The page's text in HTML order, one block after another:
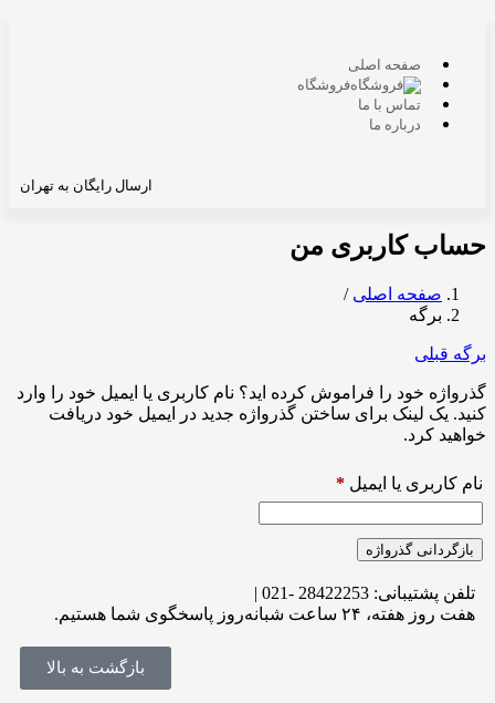
صفحه اصلی
فروشگاه
تماس با ما
درباره ما
ارسال رایگان به تهران
حساب کاربری من
صفحه اصلی /
برگه
برگه قبلی
گذرواژه خود را فراموش کرده اید؟ نام کاربری یا ایمیل خود را وارد
کنید. یک لینک برای ساختن گذرواژه جدید در ایمیل خود دریافت
خواهید کرد.
نام کاربری یا ایمیل *
بازگردانی گذرواژه
تلفن پشتیبانی: 28422253 -021 |
هفت روز هفته، ۲۴ ساعت شبانه‌روز پاسخگوی شما هستیم.
بازگشت به بالا